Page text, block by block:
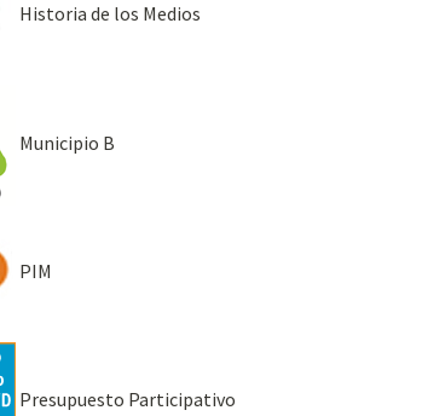
Historia de los Medios
Municipio B
PIM
Presupuesto Participativo